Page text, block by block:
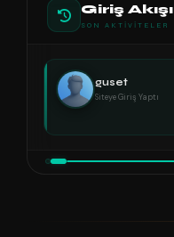
Giriş Akışı
SON AKTIVITELER
guset
Siteye Giriş Yaptı